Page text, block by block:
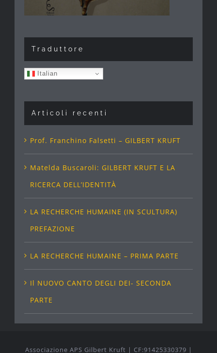
Traduttore
Italian
Articoli recenti
Prof. Franchino Falsetti – GILBERT KRUFT
Matelda Buscaroli: GILBERT KRUFT E LA
RICERCA DELL’IDENTITÀ
LA RECHERCHE HUMAINE (IN SCULTURA)
PREFAZIONE
LA RECHERCHE HUMAINE – PRIMA PARTE
Il NUOVO CANTO DEGLI DEI- SECONDA
PARTE
Associazione APS Gilbert Kruft | CF:91425330379 |